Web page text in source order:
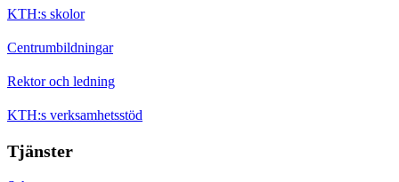
KTH:s skolor
Centrumbildningar
Rektor och ledning
KTH:s verksamhetsstöd
Tjänster